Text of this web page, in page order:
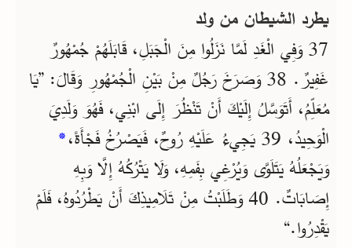
يطرد الشيطان من ولد
37 وَفِي الْغَدِ لَمَّا نَزَلُوا مِنَ الْجَبَلِ، قَابَلَهُمْ جُمْهُورٌ
غَفِيرٌ. 38 وَصَرَخَ رَجُلٌ مِنْ بَيْنِ الْجُمْهُورِ وَقَالَ: ”يَا
مُعَلِّمُ، أَتَوَسَّلُ إِلَيْكَ أَنْ تَنْظُرَ إِلَى ابْنِي، فَهُوَ وَلَدِيَ
الْوَحِيدُ، 39 يَجِيءُ عَلَيْهِ رُوحٌ، فَيَصْرُخُ فَجْأَةً،
*
وَيَجْعَلُهُ يَتَلَوَّى وَيُرْغِي بِفَمِهِ، وَلَا يَتْرُكُهُ إِلَّا وَبِهِ
إِصَابَاتٌ. 40 وَطَلَبْتُ مِنْ تَلَامِيذِكَ أَنْ يَطْرُدُوهُ، فَلَمْ
يَقْدِرُوا.“